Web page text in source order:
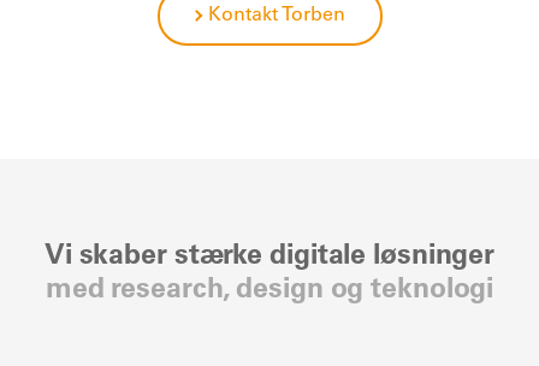
Kontakt Torben
Vi skaber stærke digitale løsninger
med research, design og teknologi